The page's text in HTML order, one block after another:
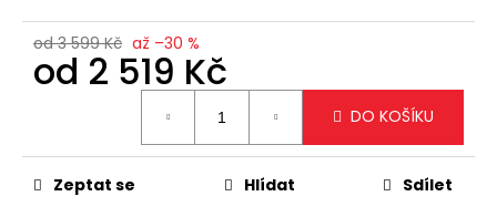
od 3 599 Kč až –30 %
od 2 519 Kč
DO KOŠÍKU
Zeptat se Hlídat Sdílet
m
CROSSBODY
KABELKA